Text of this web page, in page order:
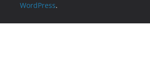
WordPress.